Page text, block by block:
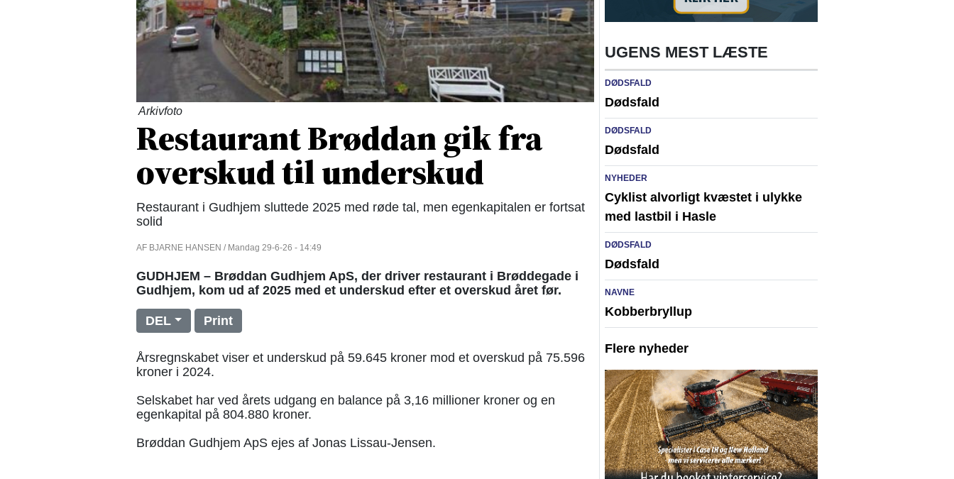
Arkivfoto
Restaurant Brøddan gik fra
overskud til underskud
Restaurant i Gudhjem sluttede 2025 med røde tal, men egenkapitalen er fortsat
solid
AF BJARNE HANSEN / Mandag 29-6-26 - 14:49
GUDHJEM – Brøddan Gudhjem ApS, der driver restaurant i Brøddegade i
Gudhjem, kom ud af 2025 med et underskud efter et overskud året før.
DEL Print
Årsregnskabet viser et underskud på 59.645 kroner mod et overskud på 75.596
kroner i 2024.
Selskabet har ved årets udgang en balance på 3,16 millioner kroner og en
egenkapital på 804.880 kroner.
Brøddan Gudhjem ApS ejes af Jonas Lissau-Jensen.
UGENS MEST LÆSTE
DØDSFALD
Dødsfald
DØDSFALD
Dødsfald
NYHEDER
Cyklist alvorligt kvæstet i ulykke
med lastbil i Hasle
DØDSFALD
Dødsfald
NAVNE
Kobberbryllup
Flere nyheder